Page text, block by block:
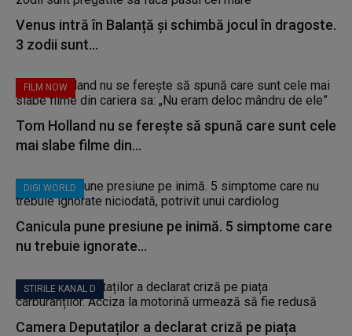
Venus intră în Balanță și schimbă jocul în dragoste.
3 zodii sunt...
FILM NOW
Tom Holland nu se ferește să spună care sunt cele
mai slabe filme din...
DIGI WORLD
Canicula pune presiune pe inimă. 5 simptome care
nu trebuie ignorate...
STIRILE KANAL D
Camera Deputaților a declarat criză pe piața